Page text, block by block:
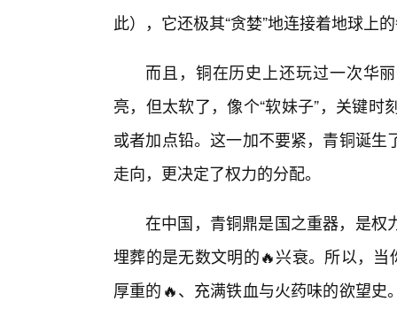
此），它还极其“贪婪”地连接着地球上
而且，铜在历史上还玩过一次华
亮，但太软了，像个“软妹子”，关键
或者加点铅。这一加不要紧，青铜诞
走向，更决定了权力的分配。
在中国，青铜鼎是国之重器，是权
埋葬的是无数文明的🔥兴衰。所以，
厚重的🔥、充满铁血与火药味的欲望